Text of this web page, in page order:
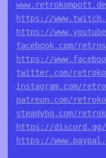
www.retrokompott.de
https://
https://
facebook.com/
https://
twitter.com/
instagram.com/
patreon.com/
steadyhq.com/
https://discord.gg/
https://